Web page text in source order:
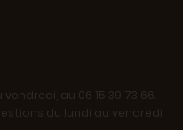
au 06 15 39 73 66.
du lundi au vendredi